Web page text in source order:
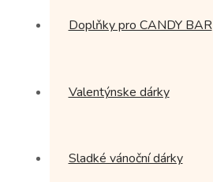
Doplňky pro CANDY BAR
Valentýnske dárky
Sladké vánoční dárky